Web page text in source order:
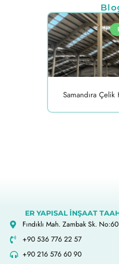
Samandıra Çelik
ER YAPISAL İNŞAAT
Fındıklı Mah. Zambak Sk.
+90 536 776 22 57
+90 216 576 60 90